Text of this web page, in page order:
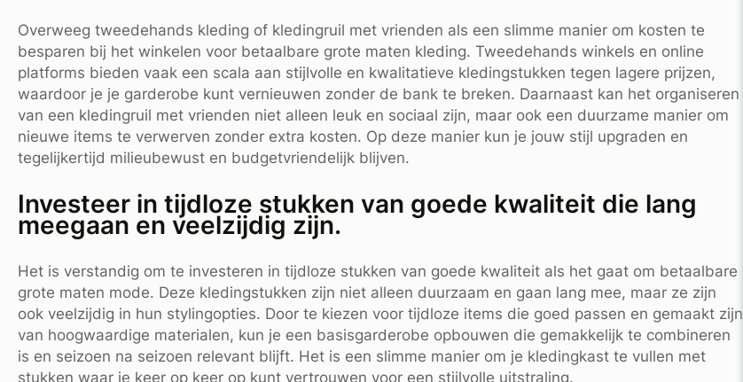
Overweeg tweedehands kleding of kledingruil met vrienden als een slimme manier om kosten te
besparen bij het winkelen voor betaalbare grote maten kleding. Tweedehands winkels en online
platforms bieden vaak een scala aan stijlvolle en kwalitatieve kledingstukken tegen lagere prijzen,
waardoor je je garderobe kunt vernieuwen zonder de bank te breken. Daarnaast kan het organiseren
van een kledingruil met vrienden niet alleen leuk en sociaal zijn, maar ook een duurzame manier om
nieuwe items te verwerven zonder extra kosten. Op deze manier kun je jouw stijl upgraden en
tegelijkertijd milieubewust en budgetvriendelijk blijven.
Investeer in tijdloze stukken van goede kwaliteit die lang
meegaan en veelzijdig zijn.
Het is verstandig om te investeren in tijdloze stukken van goede kwaliteit als het gaat om betaalbare
grote maten mode. Deze kledingstukken zijn niet alleen duurzaam en gaan lang mee, maar ze zijn
ook veelzijdig in hun stylingopties. Door te kiezen voor tijdloze items die goed passen en gemaakt zijn
van hoogwaardige materialen, kun je een basisgarderobe opbouwen die gemakkelijk te combineren
is en seizoen na seizoen relevant blijft. Het is een slimme manier om je kledingkast te vullen met
stukken waar je keer op keer op kunt vertrouwen voor een stijlvolle uitstraling.